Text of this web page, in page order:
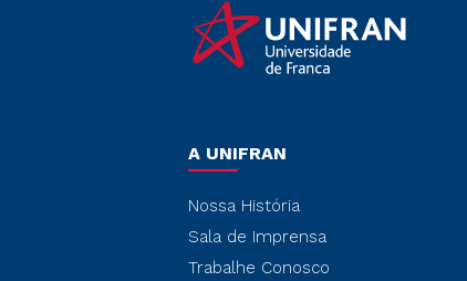
A UNIFRAN
Nossa História
Sala de Imprensa
Trabalhe Conosco